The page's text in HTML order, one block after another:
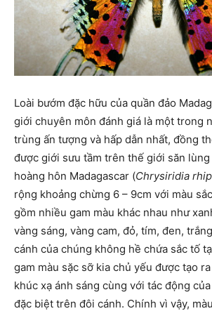
Loài bướm đặc hữu của quần đảo
giới chuyên môn đánh giá là một trong
trùng ấn tượng và hấp dẫn nhất, đồng
được giới sưu tầm trên thế giới săn
hoàng hôn Madagascar (Chrysiridia
rộng khoảng chừng 6 – 9cm với màu
gồm nhiều gam màu khác nhau như
vàng sáng, vàng cam, đỏ, tím, đen,
cánh của chúng không hề chứa sắc tố
gam màu sặc sỡ kia chủ yếu được tạo
khúc xạ ánh sáng cùng với tác động
đặc biệt trên đôi cánh. Chính vì vậy,